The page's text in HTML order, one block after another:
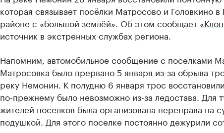
которая связывает посёлки Матросово и Головкино
районе с «большой землёй». Об этом сообщает
источник в экстренных службах региона.
Напомним, автомобильное сообщение с поселками
Матросовка было прервано 5 января из-за обрыва
реку Немонин. К полудню 6 января трос
по-прежнему было невозможно из-за ледостава. Для
жителей поселков была организована переправа на
подушкой. Для этого поселке постоянно дежурили